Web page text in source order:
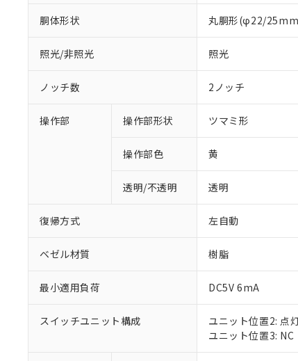
胴体形状 丸胴形(φ22/
照光/非照光 照光
ノッチ数 2ノッチ
操作部 操作部形状 ツマミ形
操作部色 黄
透明/不透明 透明
復帰方式 左自動
ベゼル材質 樹脂
最小適用負荷 DC5V 6mA
スイッチユニット構成
ユニット位置2: 点
ユニット位置3: NC